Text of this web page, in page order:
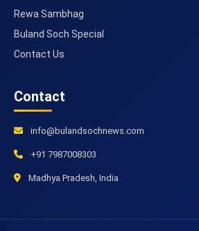
Rewa Sambhag
Buland Soch Special
Contact Us
Contact
info@bulandsochnews.com
+91 7987008303
Madhya Pradesh, India